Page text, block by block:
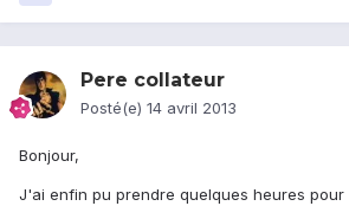
Pere collateur
Posté(e) 14 avril 2013
Bonjour,
J'ai enfin pu prendre quelques heures